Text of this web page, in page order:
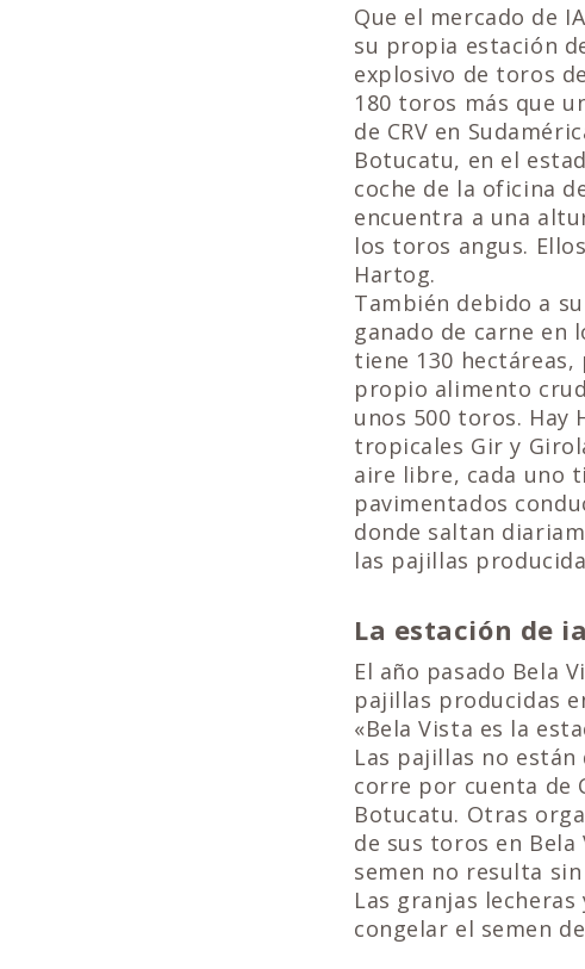
Que el mercado de
su propia estación
explosivo de toros
180 toros más que
de CRV en
Botucatu, en el
coche de la oficina
encuentra a una
los toros angus.
Hartog.
También debido a
ganado de carne en
tiene 130
propio alimento
unos 500 toros. Hay
tropicales Gir y
aire libre, cada uno
pavimentados
donde saltan
las pajillas
La estación de
El año pasado Bela
pajillas producidas
«Bela Vista es la
Las pajillas no
corre por cuenta de
Botucatu. Otras
de sus toros en
semen no resulta
Las granjas
congelar el semen